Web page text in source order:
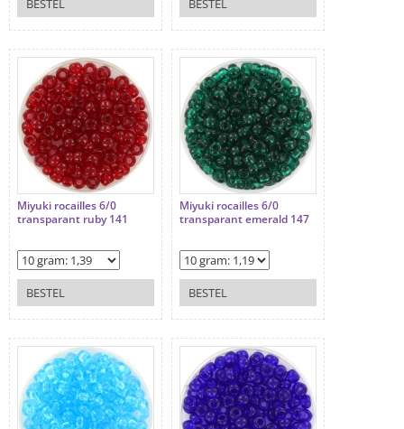
BESTEL BESTEL
Miyuki rocailles 6/0
transparant ruby 141
BESTEL
Miyuki rocailles 6/0
transparant emerald 147
BESTEL